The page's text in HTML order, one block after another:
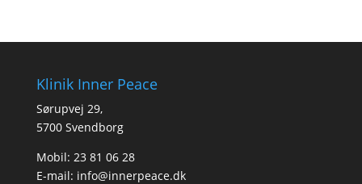
Klinik Inner Peace
Sørupvej 29,
5700 Svendborg
Mobil: 23 81 06 28
E-mail: info@innerpeace.dk